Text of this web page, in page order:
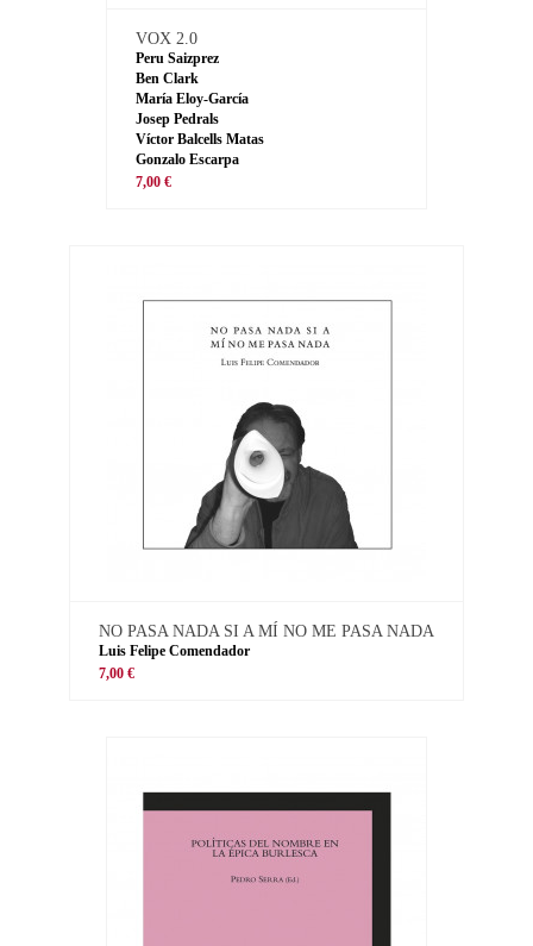
VOX 2.0
Peru Saizprez
Ben Clark
María Eloy-García
Josep Pedrals
Víctor Balcells Matas
Gonzalo Escarpa
7,00 €
NO PASA NADA SI A MÍ NO ME PASA NADA
Luis Felipe Comendador
7,00 €